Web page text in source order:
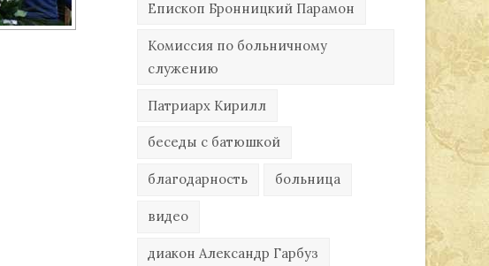
Епископ Бронницкий Парамон
Комиссия по больничному
служению
Патриарх Кирилл
беседы с батюшкой
благодарность больница
видео
диакон Александр Гарбуз